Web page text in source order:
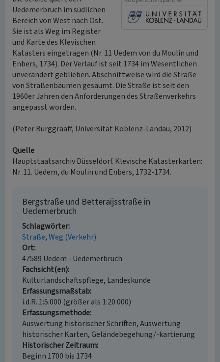
Uedemerbruch im südlichen
Bereich von West nach Ost.
Sie ist als Weg im Register
und Karte des Klevischen
Katasters eingetragen (Nr. 11 Uedem von du Moulin und
Enbers, 1734). Der Verlauf ist seit 1734 im Wesentlichen
unverändert geblieben. Abschnittweise wird die Straße
von Straßenbäumen gesäumt. Die Straße ist seit den
1960er Jahren den Anforderungen des Straßenverkehrs
angepasst worden.
(Peter Burggraaff, Universität Koblenz-Landau, 2012)
Quelle
Hauptstaatsarchiv Düsseldorf. Klevische Katasterkarten:
Nr. 11. Uedem, du Moulin und Enbers, 1732-1734.
Bergstraße und Betteraijsstraße in
Uedemerbruch
Schlagwörter
Straße Weg (Verkehr)
Ort
47589 Uedem - Uedemerbruch
Fachsicht(en)
Kulturlandschaftspflege, Landeskunde
Erfassungsmaßstab
i.d.R. 1:5.000 (größer als 1:20.000)
Erfassungsmethode
Auswertung historischer Schriften, Auswertung
historischer Karten, Geländebegehung/-kartierung
Historischer Zeitraum
Beginn 1700 bis 1734